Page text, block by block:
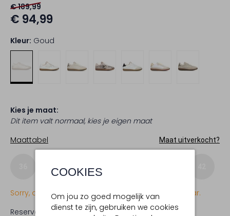
COOKIES
Om jou zo goed mogelijk van
dienst te zijn, gebruiken we cookies
€ 189,99
€ 94,99
Kleur: Goud
Kies je maat:
Dit item valt normaal, kies je eigen maat
Maattabel
Maat uitverkocht?
37 38
Sorry, dit item is momenteel (nog) niet beschikbaar.
Reserveer direct in een van onze 19 boutiques